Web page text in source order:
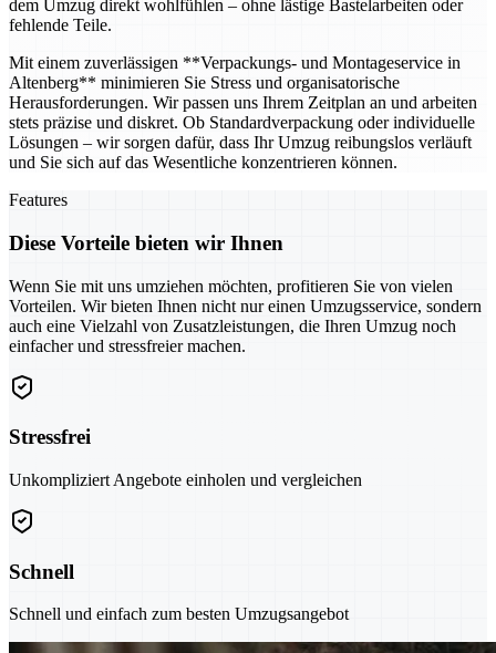
dem Umzug direkt wohlfühlen – ohne lästige Bastelarbeiten oder
fehlende Teile.
Mit einem zuverlässigen **Verpackungs- und Montageservice in
Altenberg** minimieren Sie Stress und organisatorische
Herausforderungen. Wir passen uns Ihrem Zeitplan an und arbeiten
stets präzise und diskret. Ob Standardverpackung oder individuelle
Lösungen – wir sorgen dafür, dass Ihr Umzug reibungslos verläuft
und Sie sich auf das Wesentliche konzentrieren können.
Features
Diese Vorteile bieten wir Ihnen
Wenn Sie mit uns umziehen möchten, profitieren Sie von vielen
Vorteilen. Wir bieten Ihnen nicht nur einen Umzugsservice, sondern
auch eine Vielzahl von Zusatzleistungen, die Ihren Umzug noch
einfacher und stressfreier machen.
Stressfrei
Unkompliziert Angebote einholen und vergleichen
Schnell
Schnell und einfach zum besten Umzugsangebot